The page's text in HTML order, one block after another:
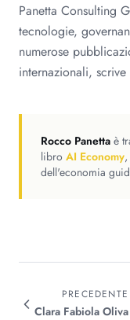
Panetta Consulting
tecnologie,
numerose
internazionali,
Rocco Panetta è
libro AI Economy
dell'economia
PRECEDENTE
Clara Fabiola Oliva